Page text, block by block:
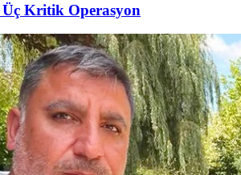
Kritik Operasyon